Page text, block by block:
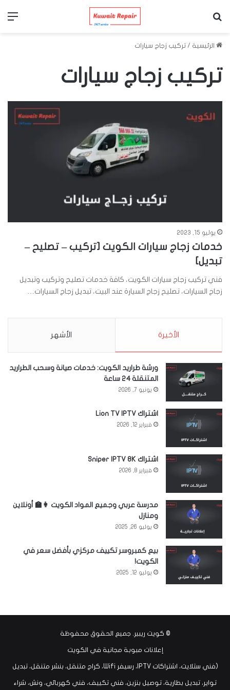
الرئيسية / تركيب زجاج سيارات
تركيب زجاج سيارات
يوليو 15, 2023
خدمات زجاج سيارات الكويت [تركيب – تصليح –
تبديل]
فني تركيب زجاج سيارات الكويت، كافة خدمات تصليح وتركيب وتبديل
زجاج السيارات، تصليح زجاج السيارة عند البيت، تبديل زجاج السيارات…
الأخيرة الأشهر
ورشة طراريد الكويت: خدمات صيانة وسحب الطراريد
المتنقلة 24 ساعة
يونيو 7, 2026
اشتراك Lion TV IPTV
فبراير 12, 2026
اشتراك Sniper IPTV 8K
فبراير 8, 2026
مدرسة عربي وجميع المواد الكويت 👩‍🏫 أونلاين
ومنازل
يوليو 26, 2025
بيع كمبروسر تكييف مركزي بأفضل سعر في
الكويت!
يوليو 12, 2025
© كويت ريبير . جميع الحقوق محفوظة
إعلانات مبوبة مجانية في الكويت
(فني ستلايت، اشتراكات IPTV، رسيفر Wifi، كراج متنقل، بنشر متنقل، تبديل
تواير، تبديل بطارية، توصيل بنزين، فني تكييف، فني كهربائي، ونش، شراء